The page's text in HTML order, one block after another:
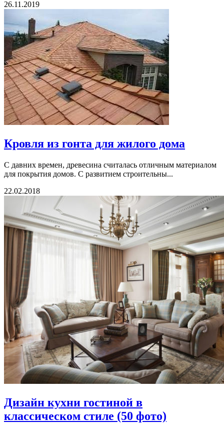
26.11.2019
Кровля из гонта для жилого дома
С давних времен, древесина считалась отличным материалом
для покрытия домов. С развитием строительны...
22.02.2018
Дизайн кухни гостиной в
классическом стиле (50 фото)